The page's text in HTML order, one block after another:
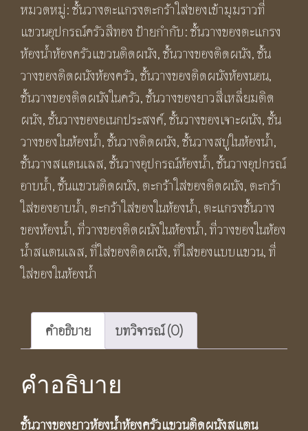
ของ
ยาว
ห้องน้ำ
ห้อง
ครัว
แขวน
ติด
ผนัง
ส
แตน
เลส304ยาว
พิเศษ
สี
SS617
Wall-
mounted
long
หมวดหมู่:ชั้นวางตะแกรงตะกร้าใส่ของเข้ามุมราวที่
แขวนอุปกรณ์ครัวสีทอง ป้ายกำกับ:ชั้นวางของตะแกรง
ห้องน้ำห้องครัวแขวนติดผนัง,ชั้นวางของติดผนัง,ชั้น
วางของติดผนังห้องครัว,ชั้นวางของติดผนังห้องนอน,
ชั้นวางของติดผนังในครัว,ชั้นวางของยาวสี่เหลี่ยมติด
ผนัง,ชั้นวางของอเนกประสงค์,ชั้นวางของเจาะผนัง,ชั้น
วางของในห้องน้ำ,ชั้นวางติดผนัง,ชั้นวางสบู่ในห้องน้ำ,
ชั้นวางสแตนเลส,ชั้นวางอุปกรณ์ห้องน้ำ,ชั้นวางอุปกรณ์
อาบน้ำ,ชั้นแขวนติดผนัง, ตะกร้าใส่ของติดผนัง, ตะกร้า
ใส่ของอาบน้ำ, ตะกร้าใส่ของในห้องน้ำ, ตะแกรงชั้นวาง
ของห้องน้ำ,ที่วางของติดผนังในห้องน้ำ,ที่วางของในห้อง
น้ำสแตนเลส,ที่ใส่ของติดผนัง,ที่ใส่ของแบบแขวน,ที่
ใส่ของในห้องน้ำ
คำอธิบาย บทวิจารณ์ (0)
คำอธิบาย
ชั้นวางของยาวห้องน้ำห้องครัวแขวนติดผนังสแตน